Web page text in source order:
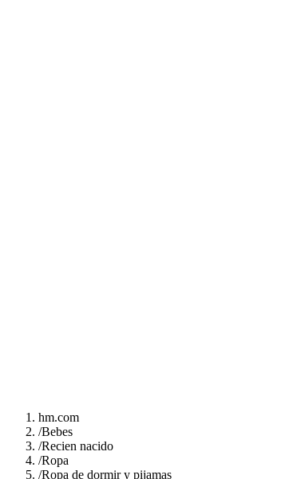
hm.com
/Bebes
/Recien nacido
/Ropa
/Ropa de dormir y pijamas